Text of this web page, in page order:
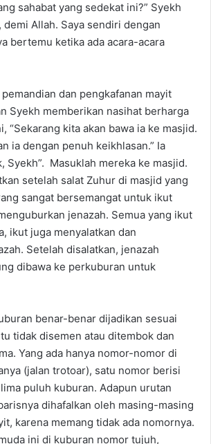
sahabat yang sedekat ini?” Syekh
demi Allah. Saya sendiri dengan
bertemu ketika ada acara-acara
dan pengkafanan mayit
Syekh memberikan nasihat berharga
“Sekarang kita akan bawa ia ke masjid.
ia dengan penuh keikhlasan.” Ia
Syekh”. Masuklah mereka ke masjid.
setelah salat Zuhur di masjid yang
sangat bersemangat untuk ikut
jenazah. Semua yang ikut
ikut juga menyalatkan dan
Setelah disalatkan, jenazah
dibawa ke perkuburan untuk
benar-benar dijadikan sesuai
tidak disemen atau ditembok dan
Yang ada hanya nomor-nomor di
(jalan trotoar), satu nomor berisi
puluh kuburan. Adapun urutan
dihafalkan oleh masing-masing
karena memang tidak ada nomornya.
ini di kuburan nomor tujuh,